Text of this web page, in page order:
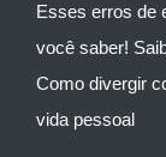
Esses erros de
você saber!
Como divergir
vida pessoal